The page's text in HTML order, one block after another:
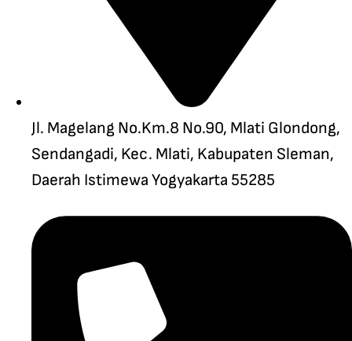
Jl. Magelang No.Km.8 No.90, Mlati Glondong,
Sendangadi, Kec. Mlati, Kabupaten Sleman,
Daerah Istimewa Yogyakarta 55285